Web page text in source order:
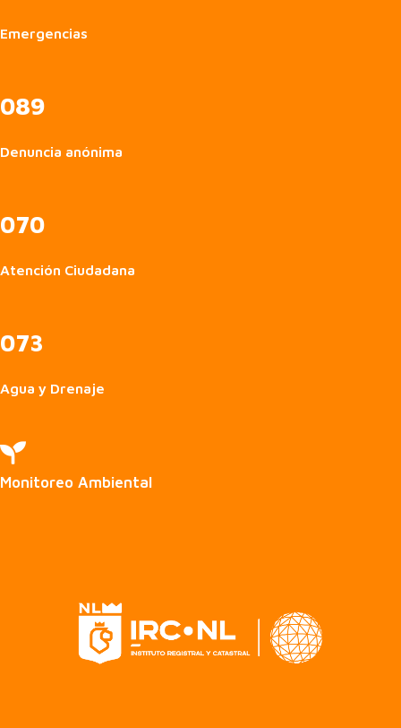
Emergencias
089
Denuncia anónima
070
Atención Ciudadana
073
Agua y Drenaje

Monitoreo Ambiental